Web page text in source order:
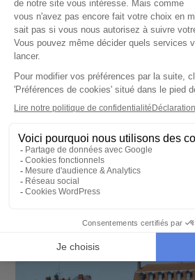
CROISIÈRE
La Méditerranée
Voyages
9 jours - À partir de2900 €/
Palma de Majorque - Barcelone